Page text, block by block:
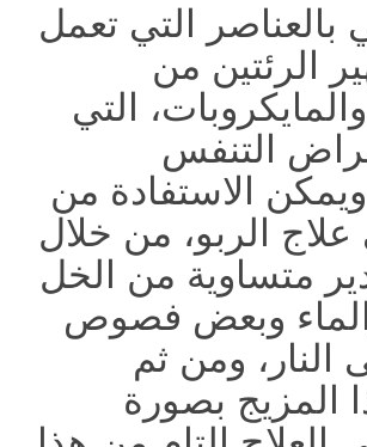
بالعناصر التي تعمل
الرئتين من
والمايكروبات، التي
التنفس
الاستفادة من
علاج الربو، من خلال
متساوية من الخل
وبعض فصوص
النار، ومن ثم
بصورة